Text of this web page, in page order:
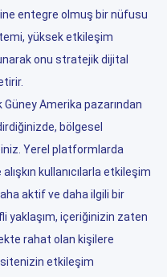
entegre olmuş bir nüfusu
yüksek etkileşim
onu stratejik dijital
Amerika pazarından
bölgesel
Yerel platformlarda
kullanıcılarla etkileşim
aktif ve daha ilgili bir
yaklaşım, içeriğinizin zaten
rahat olan kişilere
sitenizin etkileşim